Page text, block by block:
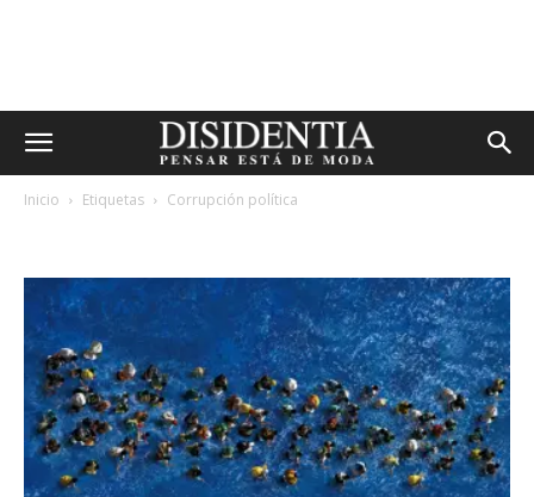
Inicio Etiquetas Corrupción política